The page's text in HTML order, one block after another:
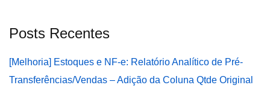
Posts Recentes
[Melhoria] Estoques e NF-e: Relatório Analítico de Pré-
Transferências/Vendas – Adição da Coluna Qtde Original